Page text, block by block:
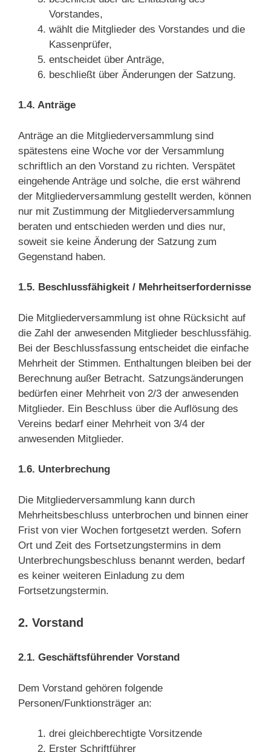
Vorstandes,
wählt die Mitglieder des Vorstandes und die
Kassenprüfer,
entscheidet über Anträge,
beschließt über Änderungen der Satzung.
1.4. Anträge
Anträge an die Mitgliederversammlung sind
spätestens eine Woche vor der Versammlung
schriftlich an den Vorstand zu richten. Verspätet
eingehende Anträge und solche, die erst während
der Mitgliederversammlung gestellt werden, können
nur mit Zustimmung der Mitgliederversammlung
beraten und entschieden werden und dies nur,
soweit sie keine Änderung der Satzung zum
Gegenstand haben.
1.5. Beschlussfähigkeit / Mehrheitserfordernisse
Die Mitgliederversammlung ist ohne Rücksicht auf
die Zahl der anwesenden Mitglieder beschlussfähig.
Bei der Beschlussfassung entscheidet die einfache
Mehrheit der Stimmen. Enthaltungen bleiben bei der
Berechnung außer Betracht. Satzungsänderungen
bedürfen einer Mehrheit von 2/3 der anwesenden
Mitglieder. Ein Beschluss über die Auflösung des
Vereins bedarf einer Mehrheit von 3/4 der
anwesenden Mitglieder.
1.6. Unterbrechung
Die Mitgliederversammlung kann durch
Mehrheitsbeschluss unterbrochen und binnen einer
Frist von vier Wochen fortgesetzt werden. Sofern
Ort und Zeit des Fortsetzungstermins in dem
Unterbrechungsbeschluss benannt werden, bedarf
es keiner weiteren Einladung zu dem
Fortsetzungstermin.
2. Vorstand
2.1. Geschäftsführender Vorstand
Dem Vorstand gehören folgende
Personen/Funktionsträger an:
drei gleichberechtigte Vorsitzende
Erster Schriftführer